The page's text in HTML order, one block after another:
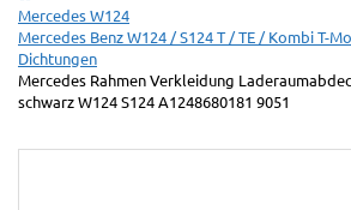
Mercedes W124
Mercedes Benz W124 / S124 T / TE / Kombi T-
Dichtungen
Mercedes Rahmen Verkleidung
schwarz W124 S124 A1248680181 9051